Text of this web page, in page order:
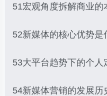
51宏观角度拆解商业的
52新媒体的核心优势是
53大平台趋势下的个人
54新媒体营销的发展历